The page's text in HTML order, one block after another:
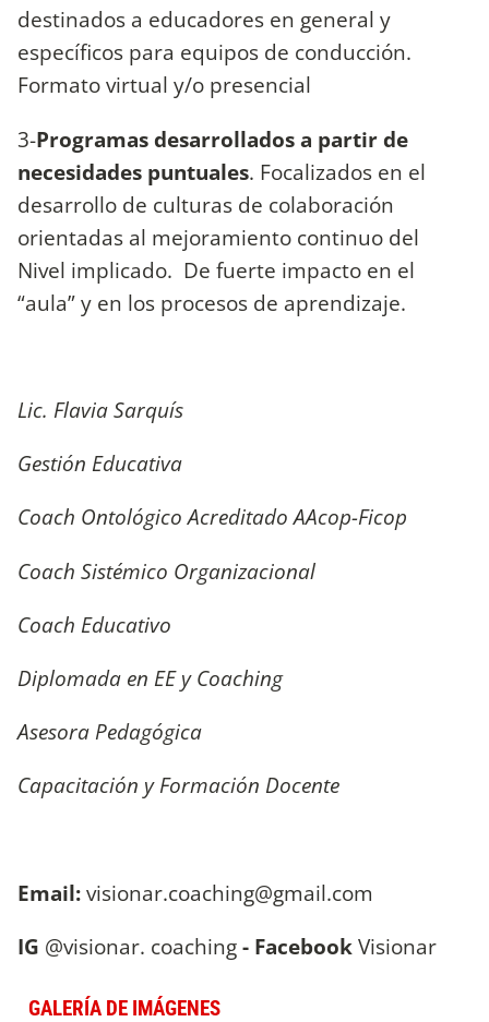
destinados a educadores en general y
específicos para equipos de conducción.
Formato virtual y/o presencial
3-Programas desarrollados a partir de
necesidades puntuales. Focalizados en el
desarrollo de culturas de colaboración
orientadas al mejoramiento continuo del
Nivel implicado. De fuerte impacto en el
“aula” y en los procesos de aprendizaje.
Lic. Flavia Sarquís
Gestión Educativa
Coach Ontológico Acreditado AAcop-Ficop
Coach Sistémico Organizacional
Coach Educativo
Diplomada en EE y Coaching
Asesora Pedagógica
Capacitación y Formación Docente
Email:visionar.coaching@gmail.com
IG @visionar. coaching- FacebookVisionar
GALERÍA DE IMÁGENES